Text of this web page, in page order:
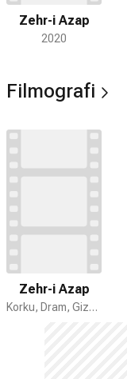
Zehr-i Azap
2020
Filmografi
Zehr-i Azap
Korku, Dram, Gizem